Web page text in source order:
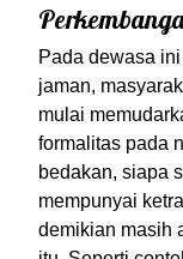
Pada dewasa
jaman,
mulai
formalitas pada
bedakan, siapa
mempunyai
demikian masih